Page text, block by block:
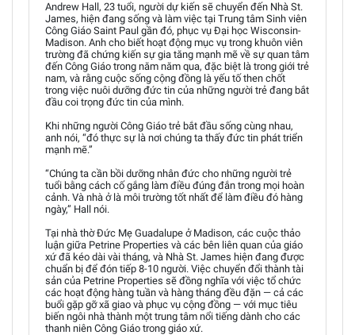
Andrew Hall, 23 tuổi, người dự kiến sẽ chuyển đến Nhà St.
James, hiện đang sống và làm việc tại Trung tâm Sinh viên
Công Giáo Saint Paul gần đó, phục vụ Đại học Wisconsin-
Madison. Anh cho biết hoạt động mục vụ trong khuôn viên
trường đã chứng kiến sự gia tăng mạnh mẽ về sự quan tâm
đến Công Giáo trong năm năm qua, đặc biệt là trong giới trẻ
nam, và rằng cuộc sống cộng đồng là yếu tố then chốt
trong việc nuôi dưỡng đức tin của những người trẻ đang bắt
đầu coi trọng đức tin của mình.
Khi những người Công Giáo trẻ bắt đầu sống cùng nhau,
anh nói, “đó thực sự là nơi chúng ta thấy đức tin phát triển
mạnh mẽ.”
“Chúng ta cần bồi dưỡng nhân đức cho những người trẻ
tuổi bằng cách cố gắng làm điều đúng đắn trong mọi hoàn
cảnh. Và nhà ở là môi trường tốt nhất để làm điều đó hàng
ngày,” Hall nói.
Tại nhà thờ Đức Mẹ Guadalupe ở Madison, các cuộc thảo
luận giữa Petrine Properties và các bên liên quan của giáo
xứ đã kéo dài vài tháng, và Nhà St. James hiện đang được
chuẩn bị để đón tiếp 8-10 người. Việc chuyển đổi thành tài
sản của Petrine Properties sẽ đồng nghĩa với việc tổ chức
các hoạt động hàng tuần và hàng tháng đều đặn — cả các
buổi gặp gỡ xã giao và phục vụ cộng đồng — với mục tiêu
biến ngôi nhà thành một trung tâm nổi tiếng dành cho các
thanh niên Công Giáo trong giáo xứ.